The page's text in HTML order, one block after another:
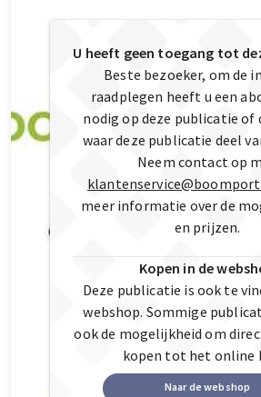
U heeft geen toegang tot
Beste bezoeker, om de
raadplegen heeft u een
nodig op deze publicatie of
waar deze publicatie deel
Neem contact op
meer informatie over de
en prijzen.
Kopen in de
Deze publicatie is ook te
webshop. Sommige
ook de mogelijkheid om
kopen tot het online
Naar de webshop